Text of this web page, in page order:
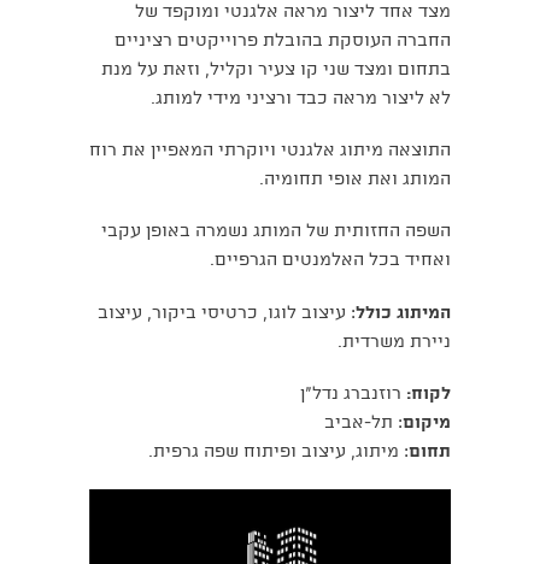
מצד אחד ליצור מראה אלגנטי ומוקפד של
החברה העוסקת בהובלת פרוייקטים רציניים
בתחום ומצד שני קו צעיר וקליל, וזאת על מנת
לא ליצור מראה כבד ורציני מידי למותג.
התוצאה מיתוג אלגנטי ויוקרתי המאפיין את רוח
המותג ואת אופי תחומיה.
השפה החזותית של המותג נשמרה באופן עקבי
ואחיד בכל האלמנטים הגרפיים.
המיתוג כולל: עיצוב לוגו, כרטיסי ביקור, עיצוב
ניירת משרדית.
לקוח: רוזנברג נדל"ן
מיקום: תל-אביב
תחום: מיתוג, עיצוב ופיתוח שפה גרפית.